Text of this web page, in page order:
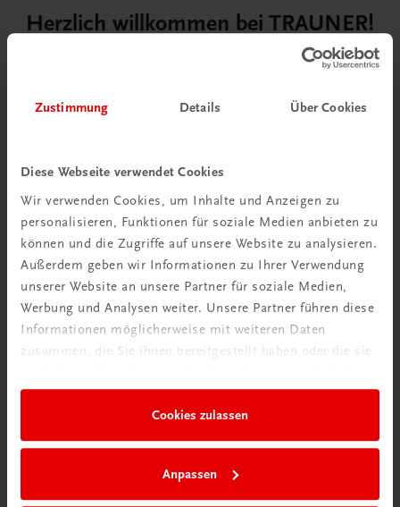
Zustimmung Details Über Cookies
Diese Webseite verwendet Cookies
Wir verwenden Cookies, um Inhalte und Anzeigen zu
personalisieren, Funktionen für soziale Medien anbieten zu
können und die Zugriffe auf unsere Website zu analysieren.
Außerdem geben wir Informationen zu Ihrer Verwendung
unserer Website an unsere Partner für soziale Medien,
Werbung und Analysen weiter. Unsere Partner führen diese
Informationen möglicherweise mit weiteren Daten
zusammen, die Sie ihnen bereitgestellt haben oder die sie
Cookies zulassen
Anpassen
Herzlich willkommen bei TRAUNER!
Wir sind ein österreichisches Familienunternehmen mit
Begeisterung für unsere Produkte.
mehr erfahren
TRAUNER Verlag + Buchservice GmbH
Köglstraße 14 | 4020 Linz
Tel.:+43 732 778241
buchservice@trauner.at
WhatsApp:+43 664 88 58 69 41